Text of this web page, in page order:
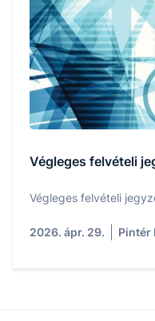
Végleges felvételi
Végleges felvételi
2026. ápr. 29. Pintér